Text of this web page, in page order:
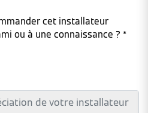
cet installateur
ou à une connaissance ? *